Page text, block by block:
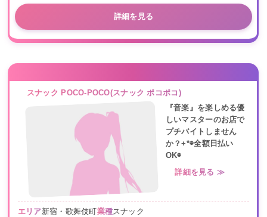
詳細を見る
スナック POCO-POCO(スナック ポコポコ)
『音楽』を楽しめる優
しいマスターのお店で
プチバイトしません
か？+*◉全額日払い
OK◉
詳細を見る ≫
エリア新宿・歌舞伎町 業種スナック